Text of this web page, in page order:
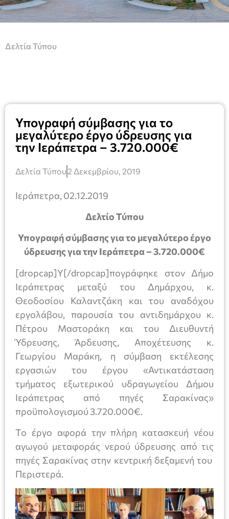
Δελτία Τύπου
Υπογραφή σύμβασης για το
μεγαλύτερο έργο ύδρευσης για
την Ιεράπετρα – 3.720.000€
Δελτία Τύπου 2 Δεκεμβρίου, 2019
Ιεράπετρα, 02.12.2019
Δελτίο Τύπου
Υπογραφή σύμβασης για το μεγαλύτερο έργο
ύδρευσης για την Ιεράπετρα – 3.720.000€
[dropcap]Υ[/dropcap]πογράφηκε στον Δήμο
Ιεράπετρας μεταξύ του Δημάρχου, κ.
Θεοδοσίου Καλαντζάκη και του αναδόχου
εργολάβου, παρουσία του αντιδημάρχου κ.
Πέτρου Μαστοράκη και του Διευθυντή
Ύδρευσης, Άρδευσης, Αποχέτευσης κ.
Γεωργίου Μαράκη, η σύμβαση εκτέλεσης
εργασιών του έργου «Αντικατάσταση
τμήματος εξωτερικού υδραγωγείου Δήμου
Ιεράπετρας από πηγές Σαρακίνας»
προϋπολογισμού 3.720.000€.
Το έργο αφορά την πλήρη κατασκευή νέου
αγωγού μεταφοράς νερού ύδρευσης από τις
πηγές Σαρακίνας στην κεντρική δεξαμενή του
Περιστερά.